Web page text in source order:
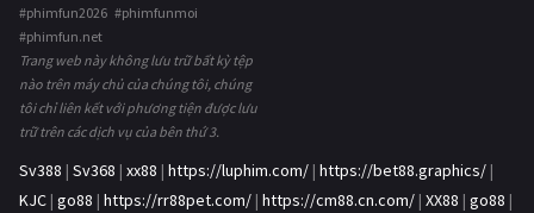
#phimfun2026 #phimfunmoi
#phimfun.net
Trang web này không lưu trữ bất kỳ tệp
nào trên máy chủ của chúng tôi, chúng
tôi chỉ liên kết với phương tiện được lưu
trữ trên các dịch vụ của bên thứ 3.
Sv388 | Sv368 | xx88 | https://luphim.com/ | https://bet88.graphics/ |
KJC | go88 | https://rr88pet.com/ | https://cm88.cn.com/ | XX88 | go88 |